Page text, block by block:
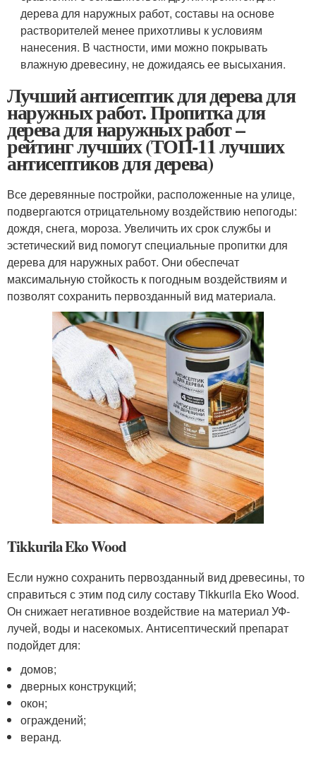
дерева для наружных работ, составы на основе
растворителей менее прихотливы к условиям
нанесения. В частности, ими можно покрывать
влажную древесину, не дожидаясь ее высыхания.
Лучший антисептик для дерева для
наружных работ. Пропитка для
дерева для наружных работ –
рейтинг лучших (ТОП-11 лучших
антисептиков для дерева)
Все деревянные постройки, расположенные на улице,
подвергаются отрицательному воздействию непогоды:
дождя, снега, мороза. Увеличить их срок службы и
эстетический вид помогут специальные пропитки для
дерева для наружных работ. Они обеспечат
максимальную стойкость к погодным воздействиям и
позволят сохранить первозданный вид материала.
Tikkurila Eko Wood
Если нужно сохранить первозданный вид древесины, то
справиться с этим под силу составу Tikkurila Eko Wood.
Он снижает негативное воздействие на материал УФ-
лучей, воды и насекомых. Антисептический препарат
подойдет для:
домов;
дверных конструкций;
окон;
ограждений;
веранд.